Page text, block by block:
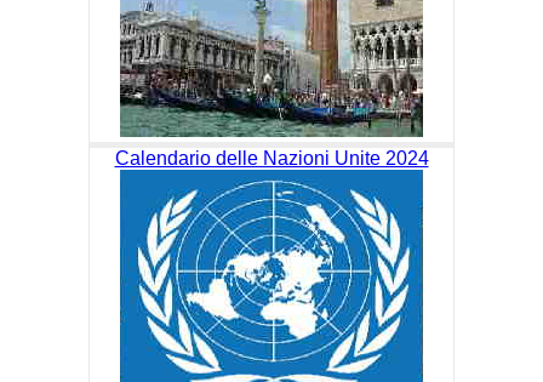
Calendario delle Nazioni Unite 2024